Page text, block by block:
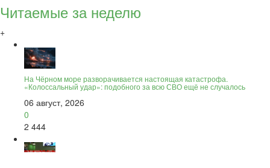
Читаемые за неделю
+
На Чёрном море разворачивается настоящая катастрофа.
«Колоссальный удар»: подобного за всю СВО ещё не случалось
06 август, 2026
0
2 444